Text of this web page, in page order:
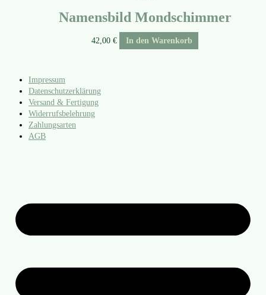
Namensbild Mondschimmer
42,00 € In den Warenkorb
Impressum
Datenschutzerklärung
Versand & Fertigung
Widerrufsbelehrung
Zahlungsarten
AGB